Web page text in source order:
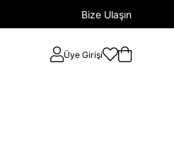
Bize Ulaşın
Üye Girişi